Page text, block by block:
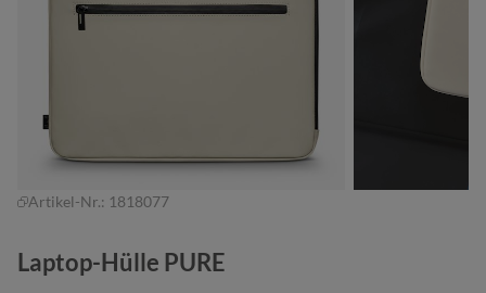
Artikel-Nr.: 1818077
Laptop-Hülle PURE